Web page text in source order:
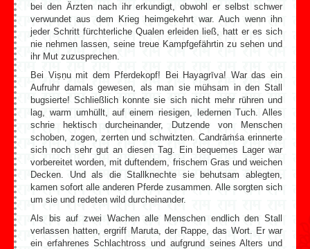
bei den Ärzten nach ihr erkundigt, obwohl er selbst schwer
verwundet aus dem Krieg heimgekehrt war. Auch wenn ihn
jeder Schritt fürchterliche Qualen erleiden ließ, hatt er es sich
nie nehmen lassen, seine treue Kampfgefährtin zu sehen und
ihr Mut zuzusprechen.
Bei Viṣṇu mit dem Pferdekopf! Bei Hayagrīva! War das ein
Aufruhr damals gewesen, als man sie mühsam in den Stall
bugsierte! Schließlich konnte sie sich nicht mehr rühren und
lag, warm umhüllt, auf einem riesigen, ledernen Tuch. Alles
schrie hektisch durcheinander, Dutzende von Menschen
schoben, zogen, zerrten und schwitzten. Candrāṁśa erinnerte
sich noch sehr gut an diesen Tag. Ein bequemes Lager war
vorbereitet worden, mit duftendem, frischem Gras und weichen
Decken. Und als die Stallknechte sie behutsam ablegten,
kamen sofort alle anderen Pferde zusammen. Alle sorgten sich
um sie und redeten wild durcheinander.
Als bis auf zwei Wachen alle Menschen endlich den Stall
verlassen hatten, ergriff Maruta, der Rappe, das Wort. Er war
ein erfahrenes Schlachtross und aufgrund seines Alters und